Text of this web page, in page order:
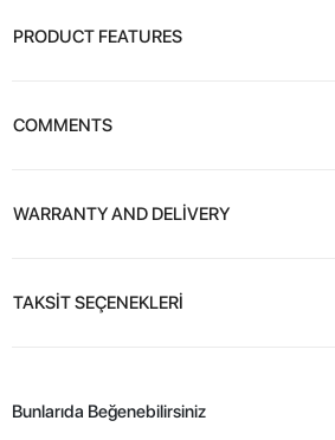
PRODUCT FEATURES
COMMENTS
WARRANTY AND DELİVERY
TAKSİT SEÇENEKLERİ
Bunlarıda Beğenebilirsiniz